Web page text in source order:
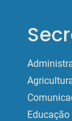
Educação